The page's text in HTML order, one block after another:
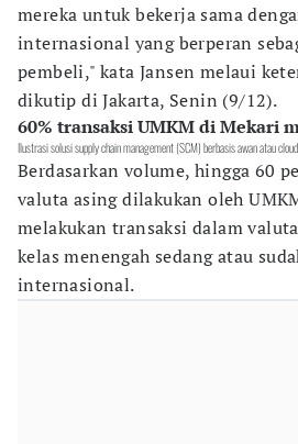
mereka untuk bekerja sama
internasional yang berperan
pembeli," kata Jansen melaui
dikutip di Jakarta, Senin (9/12).
60% transaksi UMKM di Mekari
Ilustrasi solusi supply chain management (SCM) berbasis awan atau
Berdasarkan volume, hingga 60
valuta asing dilakukan oleh
melakukan transaksi dalam
kelas menengah sedang atau
internasional.